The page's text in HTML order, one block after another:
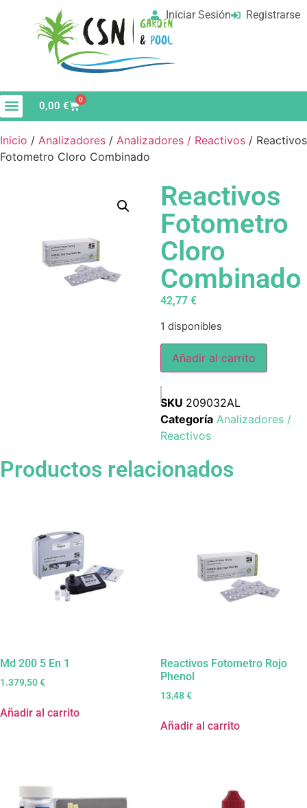
Iniciar Sesión Registrarse
0,00 €
0
Inicio / Analizadores / Analizadores / Reactivos / Reactivos
Fotometro Cloro Combinado
Reactivos
Fotometro
Cloro
Combinado
42,77 €
1 disponibles
Añadir al carrito
SKU 209032AL
Categoría Analizadores /
Reactivos
Productos relacionados
Md 200 5 En 1
1.379,50€
Añadir al carrito
Reactivos Fotometro Rojo
Phenol
13,48€
Añadir al carrito